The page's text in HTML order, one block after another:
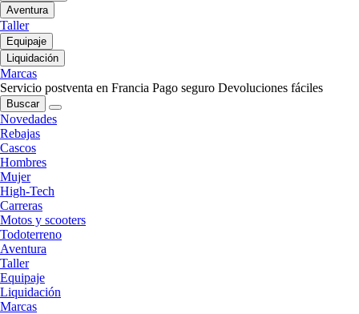
Aventura
Taller
Equipaje
Liquidación
Marcas
Servicio postventa en Francia Pago seguro Devoluciones fáciles
Buscar
Novedades
Rebajas
Cascos
Hombres
Mujer
High-Tech
Carreras
Motos y scooters
Todoterreno
Aventura
Taller
Equipaje
Liquidación
Marcas